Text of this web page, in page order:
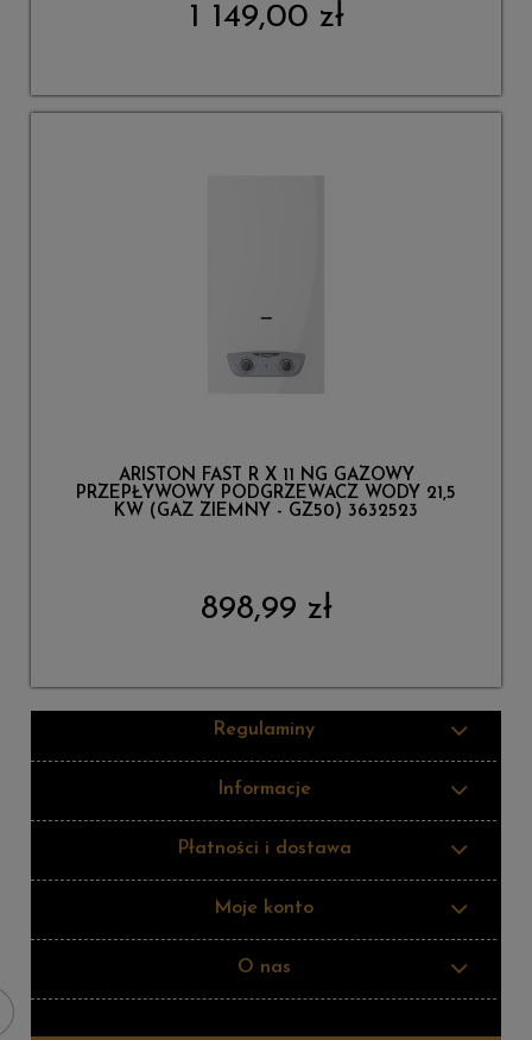
1 149,00 zł
ARISTON FAST R X 11 NG GAZOWY
PRZEPŁYWOWY PODGRZEWACZ WODY 21,5
KW (GAZ ZIEMNY - GZ50) 3632523
898,99 zł
Regulaminy
Informacje
Płatności i dostawa
Moje konto
O nas